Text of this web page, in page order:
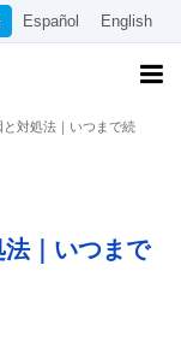
Español English
対処法｜いつまで続
｜いつまで